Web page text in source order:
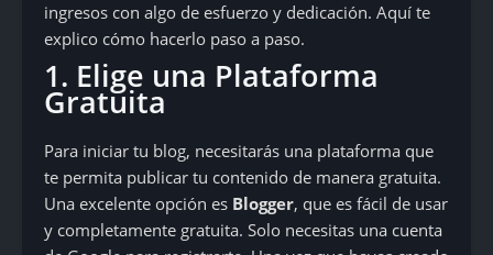
ingresos con algo de esfuerzo y dedicación. Aquí te
explico cómo hacerlo paso a paso.
1. Elige una Plataforma
Gratuita
Para iniciar tu blog, necesitarás una plataforma que
te permita publicar tu contenido de manera gratuita.
Una excelente opción es Blogger, que es fácil de usar
y completamente gratuita. Solo necesitas una cuenta